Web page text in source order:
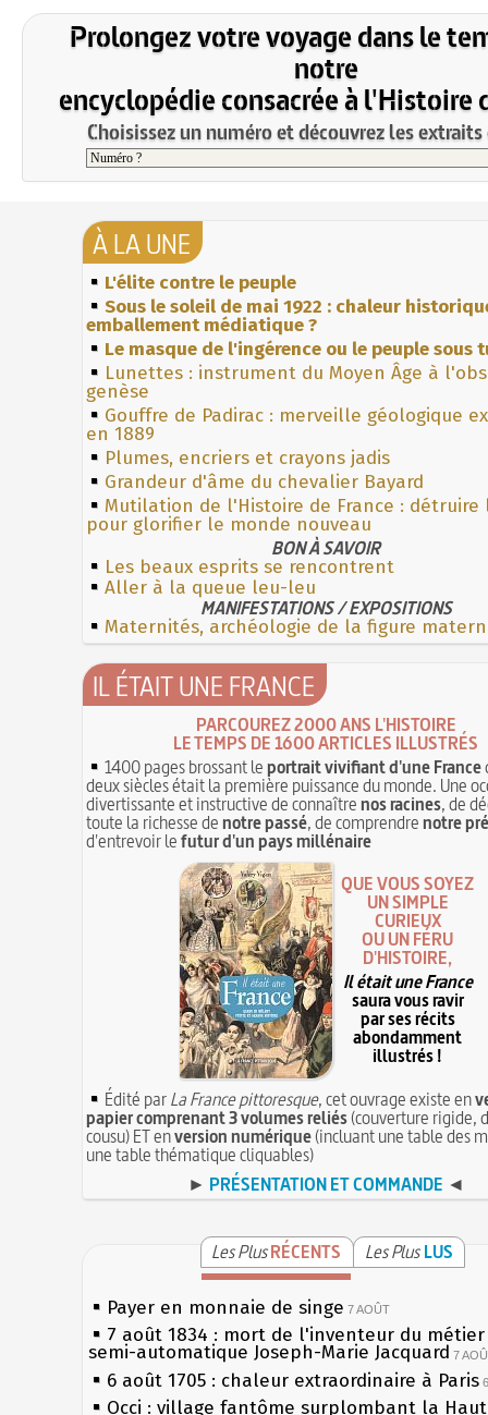
Prolongez votre voyage dans le
notre
encyclopédie consacrée à l'Histoire
Choisissez un numéro et découvrez les
À LA UNE
L'élite contre le peuple
Sous le soleil de mai 1922 : chaleur
emballement médiatique ?
Le masque de l'ingérence ou le peuple sous
Lunettes : instrument du Moyen Âge à
genèse
Gouffre de Padirac : merveille géologique
en 1889
Plumes, encriers et crayons jadis
Grandeur d'âme du chevalier Bayard
Mutilation de l'Histoire de France : détruire
pour glorifier le monde nouveau
BON À SAVOIR
Les beaux esprits se rencontrent
Aller à la queue leu-leu
MANIFESTATIONS / EXPOSITIONS
Maternités, archéologie de la figure
IL ÉTAIT UNE FRANCE
PARCOUREZ 2000 ANS L'HISTOIRE
LE TEMPS DE 1600 ARTICLES ILLUSTRÉS
1400 pages brossant leportrait vivifiant d'une France
deux siècles était la première puissance du monde. Une
divertissante et instructive de connaîtrenos racines, de
toute la richesse denotre passé, de comprendrenotre
d'entrevoir lefutur d'un pays millénaire
QUE VOUS SOYEZ
UN SIMPLE
CURIEUX
OU UN FÉRU
D'HISTOIRE,
Il était une France
saura vous ravir
par ses récits
abondamment
illustrés !
Édité parLa France pittoresque, cet ouvrage existe en
papier comprenant 3 volumes reliés(couverture rigide,
cousu) ET enversion numérique(incluant une table des
une table thématique cliquables)
► PRÉSENTATION ET COMMANDE ◄
Les PlusRÉCENTS Les Plus LUS
Payer en monnaie de singe 7 AOÛT
7 août 1834 : mort de l'inventeur du
semi-automatique Joseph-Marie Jacquard 7
6 août 1705 : chaleur extraordinaire à Paris
Occi : village fantôme surplombant la